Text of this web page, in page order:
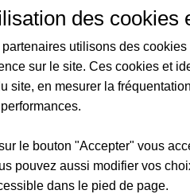
Allianz dans
des cookies
partenaires utilisons des
sur le site. Ces cookies et
site, en mesurer la
le bouton "Accepter" vous
pouvez aussi modifier vos
dans le pied de page.